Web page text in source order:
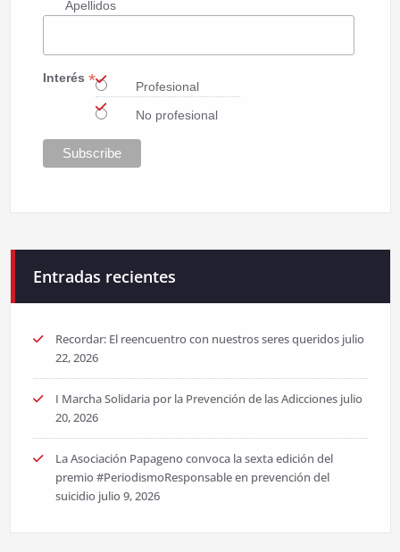
Apellidos
Interés *
Profesional
No profesional
Entradas recientes
Recordar: El reencuentro con nuestros seres queridos julio
22, 2026
I Marcha Solidaria por la Prevención de las Adicciones julio
20, 2026
La Asociación Papageno convoca la sexta edición del
premio #PeriodismoResponsable en prevención del
suicidio julio 9, 2026